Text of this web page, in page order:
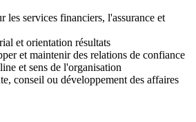
les services financiers, l'assurance et
et orientation résultats
et maintenir des relations de confiance
et sens de l'organisation
conseil ou développement des affaires